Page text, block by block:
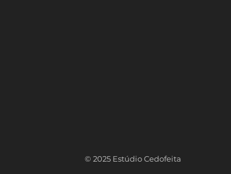
© 2025 Estúdio Cedofeita